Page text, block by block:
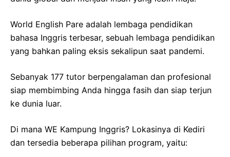
World English Pare adalah lembaga pendidikan
bahasa Inggris terbesar, sebuah lembaga pendidikan
yang bahkan paling eksis sekalipun saat pandemi.
Sebanyak 177 tutor berpengalaman dan profesional
siap membimbing Anda hingga fasih dan siap terjun
ke dunia luar.
Di mana WE Kampung Inggris? Lokasinya di Kediri
dan tersedia beberapa pilihan program, yaitu: